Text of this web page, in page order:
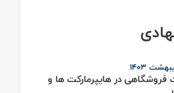
فروشگاهی در هایپرمارکت ها و